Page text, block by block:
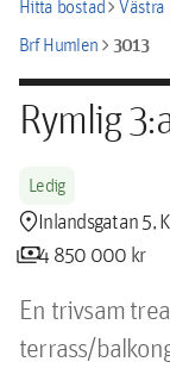
Hitta bostadchevron_rightVästra
Brf Humlenchevron_right3013
Rymlig
Ledig
location_pinInlandsgatan 5,
payments4 850 000 kr
En trivsam
terrass/